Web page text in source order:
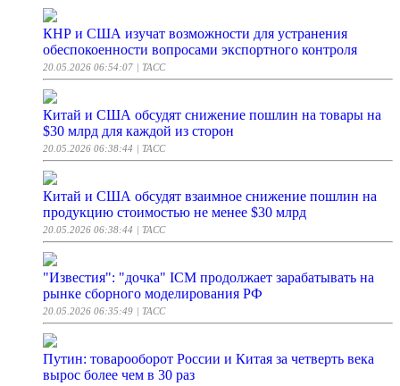
КНР и США изучат возможности для устранения
обеспокоенности вопросами экспортного контроля
20.05.2026 06:54:07 | ТАСС
Китай и США обсудят снижение пошлин на товары на
$30 млрд для каждой из сторон
20.05.2026 06:38:44 | ТАСС
Китай и США обсудят взаимное снижение пошлин на
продукцию стоимостью не менее $30 млрд
20.05.2026 06:38:44 | ТАСС
"Известия": "дочка" ICM продолжает зарабатывать на
рынке сборного моделирования РФ
20.05.2026 06:35:49 | ТАСС
Путин: товарооборот России и Китая за четверть века
вырос более чем в 30 раз